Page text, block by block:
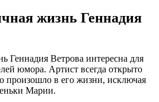
жизнь Геннадия
Геннадия Ветрова интересна для
юмора. Артист всегда открыто
произошло в его жизни, исключая
Марии.